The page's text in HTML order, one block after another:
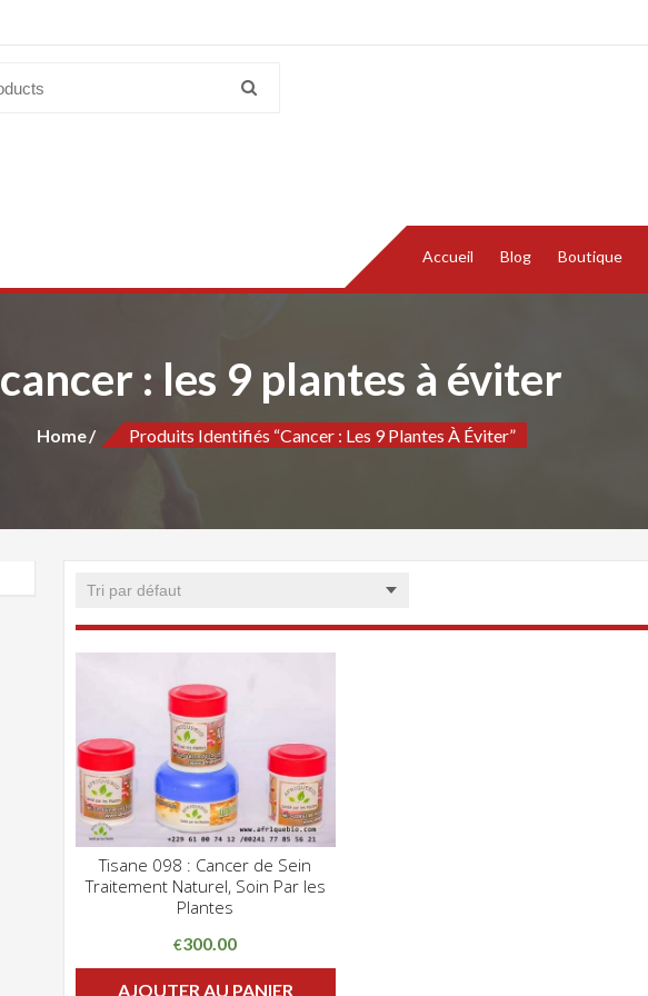
Accueil Blog Boutique
cancer : les 9 plantes à éviter
Home Produits Identifiés “cancer : Les 9 Plantes À Éviter”
CLIQUEZ POUR VOIR
ADD WISHLIST
Tisane 098 : Cancer de Sein
Traitement Naturel, Soin Par les
Plantes
€300.00
AJOUTER AU PANIER